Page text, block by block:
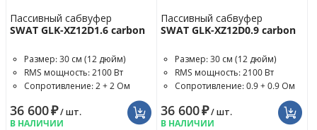
Пассивный сабвуфер
SWAT GLK-XZ12D1.6 carbon
Размер: 30 см (12 дюйм)
RMS мощность: 2100 Вт
Сопротивление: 2 + 2 Ом
36 600₽/ шт.
В НАЛИЧИИ
Пассивный сабвуфер
SWAT GLK-XZ12D0.9 carbon
Размер: 30 см (12 дюйм)
RMS мощность: 2100 Вт
Сопротивление: 0.9 + 0.9 Ом
36 600₽/ шт.
В НАЛИЧИИ